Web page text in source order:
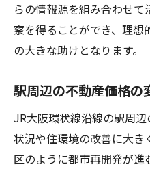
住まい探しで考
不動産選びで重
福島区での住まい
JR沿線の不動産
らの情報源を組み合わせ
察を得ることができ、理想
の大きな助けとなります。
駅周辺の不動産価格の
JR大阪環状線沿線の駅周
状況や住環境の改善に大き
区のように都市再開発が